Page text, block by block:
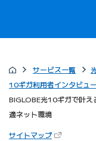
サービス一覧
10ギガ利用者インタビュー
BIGLOBE光10ギガで叶え
適ネット環境
サイトマップ（新しいタブ